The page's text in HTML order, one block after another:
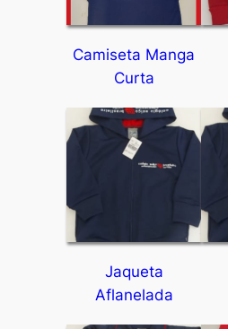
Camiseta Manga
Curta
Jaqueta
Aflanelada